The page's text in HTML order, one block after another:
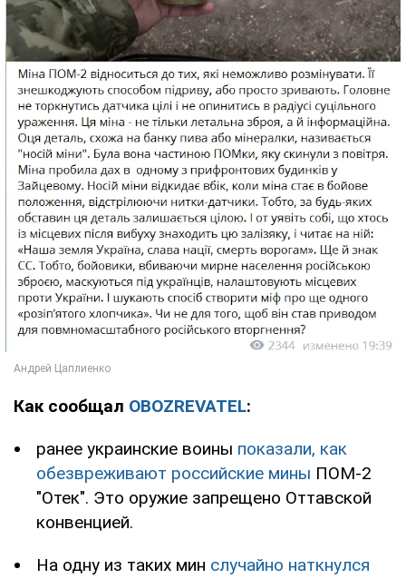
Как сообщал OBOZREVATEL:
ранее украинские воины показали, как
обезвреживают российские мины ПОМ-2
"Отек". Это оружие запрещено Оттавской
конвенцией.
На одну из таких мин случайно наткнулся